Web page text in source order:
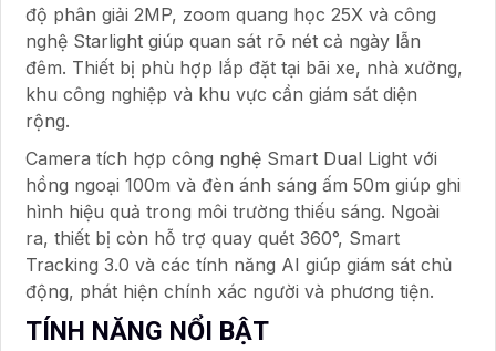
độ phân giải 2MP, zoom quang học 25X và công
nghệ Starlight giúp quan sát rõ nét cả ngày lẫn
đêm. Thiết bị phù hợp lắp đặt tại bãi xe, nhà xưởng,
khu công nghiệp và khu vực cần giám sát diện
rộng.
Camera tích hợp công nghệ Smart Dual Light với
hồng ngoại 100m và đèn ánh sáng ấm 50m giúp ghi
hình hiệu quả trong môi trường thiếu sáng. Ngoài
ra, thiết bị còn hỗ trợ quay quét 360°, Smart
Tracking 3.0 và các tính năng AI giúp giám sát chủ
động, phát hiện chính xác người và phương tiện.
TÍNH NĂNG NỔI BẬT